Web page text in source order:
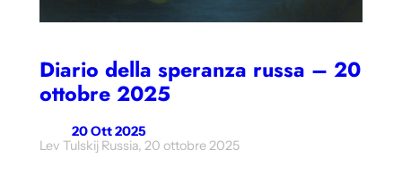
Diario della speranza russa – 20
ottobre 2025
20 Ott 2025
Lev Tulskij Russia, 20 ottobre 2025